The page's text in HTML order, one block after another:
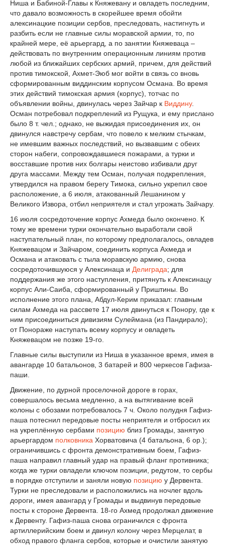
Ниша и Бабиной-Главы к Княжевану и овладеть последним,
что давало возможность в скорейшее время обойти
алексинацкие позиции сербов, преследовать, настигнуть и
разбить если не главные силы моравской армии, то, по
крайней мере, её арьергард, а по занятии Княжеваца –
действовать по внутренним операционным линиям против
любой из ближайших сербских армий, причем, для действий
против тимокской, Ахмет-Эюб мог войти в связь со вновь
сформированным виддинским корпусом Османа. Во время
этих действий тимокская армия (корпус), тотчас по
объявлении войны, двинулась через Зайчар к Виддину.
Осман потребовал подкреплений из Рущука, и ему прислано
было 8 т. чел.; однако, не выжидая присоединения их, он
двинулся навстречу сербам, что повело к мелким стычкам,
не имевшим важных последствий, но вызвавшим с обеих
сторон набеги, сопровождавшиеся пожарами, а турки и
восставшие против них болгары неистово избивали друг
друга массами. Между тем Осман, получая подкрепления,
утвердился на правом берегу Тимока, сильно укрепил свое
расположение, а 6 июля, атакованный Лешанином у
Великого Извора, отбил неприятеля и стал угрожать Зайчару.
16 июля сосредоточение корпус Ахмеда было окончено. К
тому же времени турки окончательно выработали свой
наступательный план, по которому предполагалось, овладев
Княжевацом и Зайчаром, соединить корпуса Ахмеда и
Османа и атаковать с тыла моравскую армию, снова
сосредоточившуюся у Алексинаца и Делиграда; для
поддержания же этого наступления, притянуть к Алексинацу
корпус Али-Саиба, сформированный у Приштины. Во
исполнение этого плана, Абдул-Керим приказал: главным
силам Ахмеда на рассвете 17 июля двинуться к Понору, где к
ним присоединиться дивизиям Сулеймана (из Пандирало);
от Понораже наступать всему корпусу и овладеть
Княжевацом не позже 19-го.
Главные силы выступили из Ниша в указанное время, имея в
авангарде 10 батальонов, 3 батарей и 800 черкесов Гафиза-
паши.
Движение, по дурной проселочной дороге в горах,
совершалось весьма медленно, а на вытягивание всей
колоны с обозами потребовалось 7 ч. Около полудня Гафиз-
паша потеснил передовые посты неприятеля и отбросил их
на укреплённую сербами позицию близ Громады, занятую
арьергардом полковника Хорватовича (4 батальона, 6 ор.);
ограничившись с фронта демонстративным боем, Гафиз-
паша направил главный удар на правый фланг противника;
когда же турки овладели ключом позиции, редутом, то сербы
в порядке отступили и заняли новую позицию у Дервента.
Турки не преследовали и расположились на ночлег вдоль
дороги, имея авангард у Громады и выдвинув передовые
посты к стороне Дервента. 18-го Ахмед продолжал движение
к Дервенту. Гафиз-паша снова ограничился с фронта
артиллерийским боем и двинул колону через Мерцелат, в
обход правого фланга сербов, которые и очистили занятую